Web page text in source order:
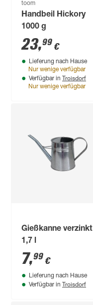
toom
Handbeil Hickory
1000 g
23,99 €
Lieferung nach Hause
Nur wenige verfügbar
Verfügbar in Troisdorf
Nur wenige verfügbar
Gießkanne verzinkt
1,7 l
7,99 €
Lieferung nach Hause
Verfügbar in Troisdorf